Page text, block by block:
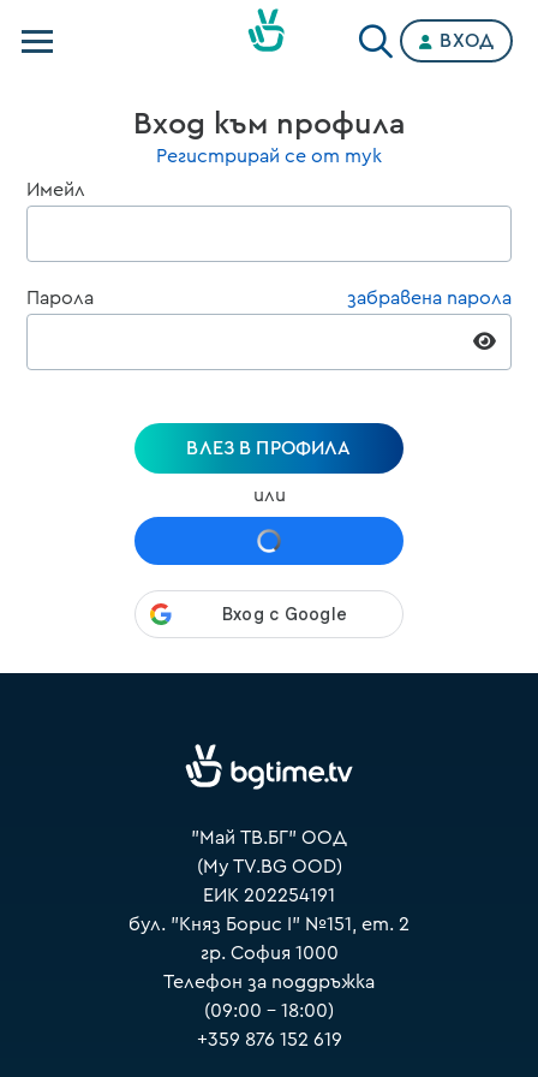
Категории
ВХОД
Вход към профила
Регистрирай се от тук
Имейл
Парола забравена парола
ВЛЕЗ В ПРОФИЛА
или
"Май ТВ.БГ" ООД
(My TV.BG OOD)
ЕИК 202254191
бул. "Княз Борис I" №151, ет. 2
гр. София 1000
Телефон за поддръжка
(09:00 – 18:00)
+359 876 152 619